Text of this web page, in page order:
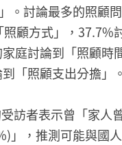
。討論最多的照顧
顧方式」，37.7%
庭討論到「照顧時
「照顧支出分擔」。
者表示曾「家人
」，推測可能與國